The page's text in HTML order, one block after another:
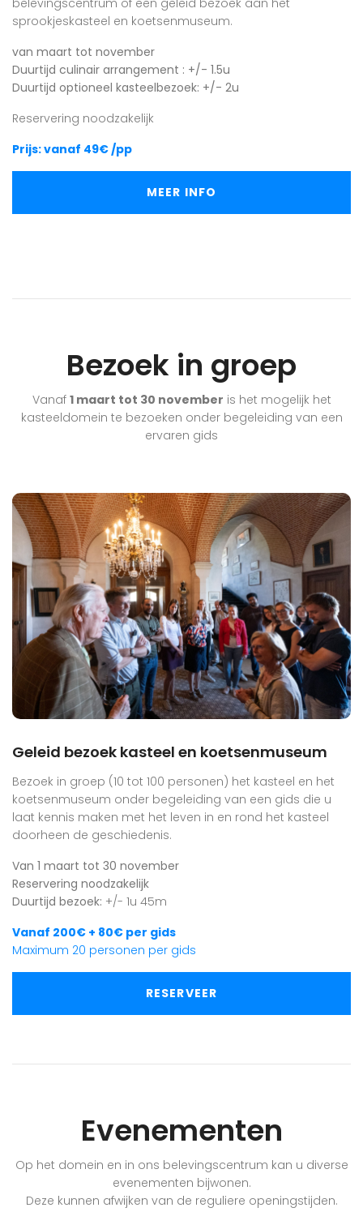
sprookjeskasteel en koetsenmuseum.
van maart tot november
Duurtijd culinair arrangement : +/- 1.5u
Duurtijd optioneel kasteelbezoek: +/- 2u
Reservering noodzakelijk
Prijs: vanaf 49€ /pp
MEER INFO
Bezoek in groep
Vanaf 1 maart tot 30 november is het mogelijk het
kasteeldomein te bezoeken onder begeleiding van een
ervaren gids
Geleid bezoek kasteel en koetsenmuseum
Bezoek in groep (10 tot 100 personen) het kasteel en het
koetsenmuseum onder begeleiding van een gids die u
laat kennis maken met het leven in en rond het kasteel
doorheen de geschiedenis.
Van 1 maart tot 30 november
Reservering noodzakelijk
Duurtijd bezoek: +/- 1u 45m
Vanaf 200€ + 80€ per gids
Maximum 20 personen per gids
RESERVEER
Evenementen
Op het domein en in ons belevingscentrum kan u diverse
evenementen bijwonen.
Deze kunnen afwijken van de reguliere openingstijden.